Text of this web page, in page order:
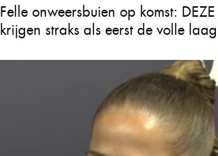
Felle onweersbuien op komst:
krijgen straks als eerst de volle laag